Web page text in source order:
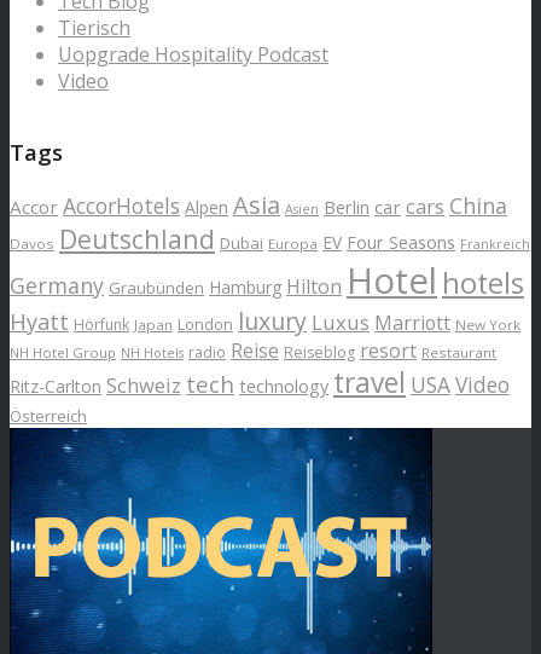
Tierisch
Uopgrade Hospitality Podcast
Video
Tags
Accor AccorHotels Alpen Asia Asien Berlin car cars China
Davos Deutschland Dubai Europa EV Four Seasons Frankreich
Germany Graubünden Hamburg Hilton Hotel hotels
Hyatt Hörfunk Japan London luxury Luxus Marriott New York
NH Hotel Group NH Hotels radio Reise Reiseblog resort Restaurant
Ritz-Carlton Schweiz tech technology travel USAVideo
Österreich